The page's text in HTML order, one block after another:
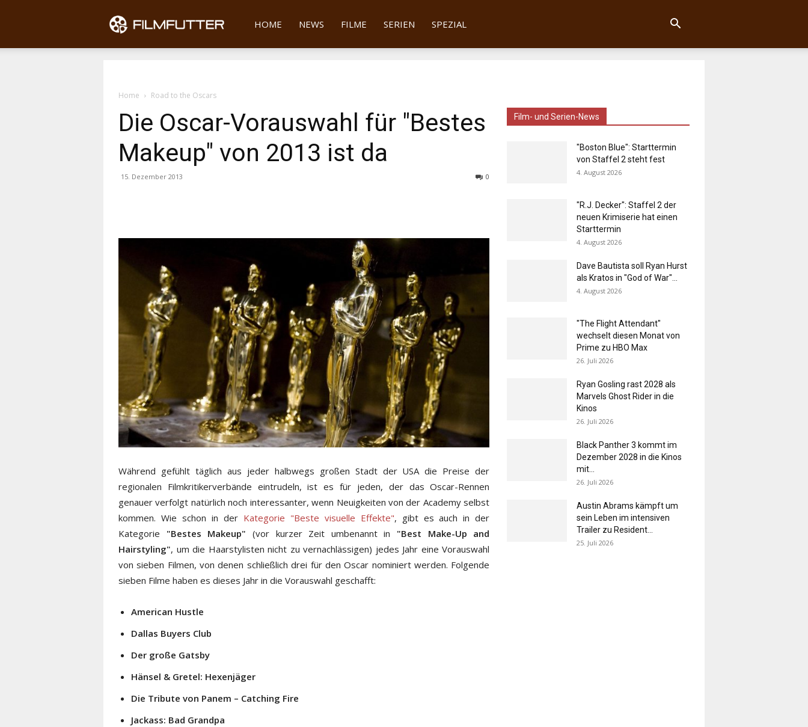
Filmfutter
HOME NEWS FILME SERIEN SPEZIAL
Home Road to the Oscars
Die Oscar-Vorauswahl für "Bestes
Makeup" von 2013 ist da
15. Dezember 2013 0
Während gefühlt täglich aus jeder halbwegs großen Stadt der USA die Preise der
regionalen Filmkritikerverbände eintrudeln, ist es für jeden, der das Oscar-Rennen
genauer verfolgt natürlich noch interessanter, wenn Neuigkeiten von der Academy selbst
kommen. Wie schon in der Kategorie "Beste visuelle Effekte", gibt es auch in der
Kategorie "Bestes Makeup" (vor kurzer Zeit umbenannt in "Best Make-Up and
Hairstyling", um die Haarstylisten nicht zu vernachlässigen) jedes Jahr eine Vorauswahl
von sieben Filmen, von denen schließlich drei für den Oscar nominiert werden. Folgende
sieben Filme haben es dieses Jahr in die Vorauswahl geschafft:
American Hustle
Dallas Buyers Club
Der große Gatsby
Hänsel & Gretel: Hexenjäger
Die Tribute von Panem – Catching Fire
Jackass: Bad Grandpa
Film- und Serien-News
"Boston Blue": Starttermin
von Staffel 2 steht fest
4. August 2026
"R.J. Decker": Staffel 2 der
neuen Krimiserie hat einen
Starttermin
4. August 2026
Dave Bautista soll Ryan Hurst
als Kratos in "God of War"...
4. August 2026
"The Flight Attendant"
wechselt diesen Monat von
Prime zu HBO Max
26. Juli 2026
Ryan Gosling rast 2028 als
Marvels Ghost Rider in die
Kinos
26. Juli 2026
Black Panther 3 kommt im
Dezember 2028 in die Kinos
mit...
26. Juli 2026
Austin Abrams kämpft um
sein Leben im intensiven
Trailer zu Resident...
25. Juli 2026